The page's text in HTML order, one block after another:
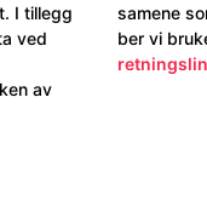
I tillegg
ved
av
samene
ber vi